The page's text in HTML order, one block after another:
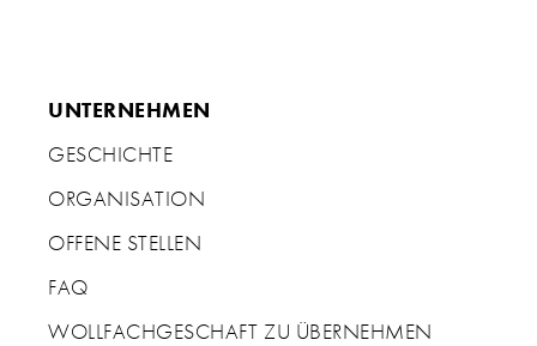
UNTERNEHMEN
GESCHICHTE
ORGANISATION
OFFENE STELLEN
FAQ
WOLLFACHGESCHAFT ZU ÜBERNEHMEN